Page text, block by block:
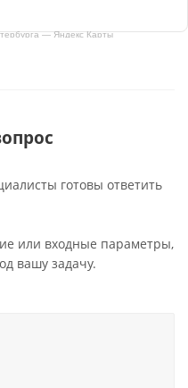
— Яндекс Карты
готовы ответить
или входные параметры,
вашу задачу.